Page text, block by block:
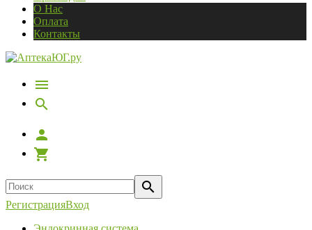
О Нас
Оплата
Контакты
РегистрацияВход